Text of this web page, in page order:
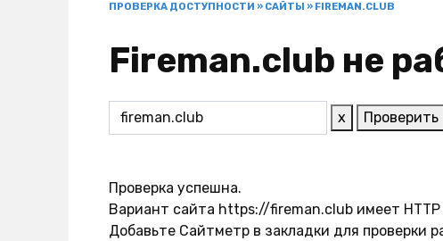
ПРОВЕРКА ДОСТУПНОСТИ » САЙТЫ » FIREMAN.CLUB
Fireman.club не
x Проверить
Проверка успешна.
Вариант сайта https://fireman.club имеет
Добавьте Сайтметр в закладки для проверки